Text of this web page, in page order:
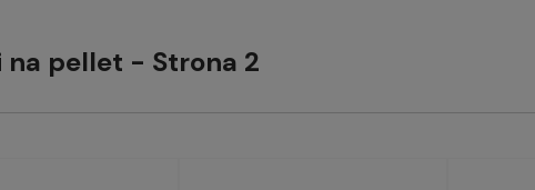
na pellet - Strona 2